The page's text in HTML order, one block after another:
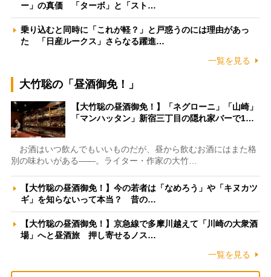
ー」の真価 「ターボ」と「スト…
乗り込むと同時に「これが軽？」と戸惑うのには理由があっ
た 「日産ルークス」さらなる躍進…
一覧を見る
大竹聡の「昼酒御免！」
【大竹聡の昼酒御免！】「ネグローニ」「山崎」
「マンハッタン」新宿三丁目の隠れ家バーで1…
お酒はいつ飲んでもいいものだが、昼から飲むお酒にはまた格
別の味わいがある――。ライター・作家の大竹…
【大竹聡の昼酒御免！】今の若者は「なめろう」や「キヌカツ
ギ」を知らないって本当？ 昔の…
【大竹聡の昼酒御免！】京急線で多摩川越えて「川崎の大衆酒
場」へと昼酒旅 押し寄せるノス…
一覧を見る